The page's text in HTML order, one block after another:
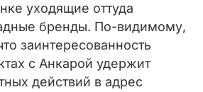
уходящие оттуда
бренды. По-видимому,
заинтересованность
с Анкарой удержит
действий в адрес